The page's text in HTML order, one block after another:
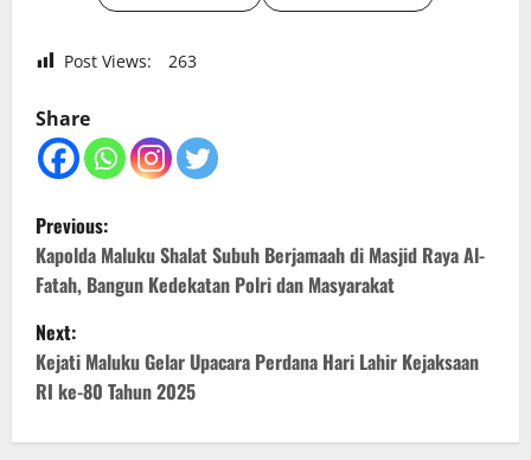
Post Views: 263
Share
P
o
s
t
n
Previous:
Kapolda Maluku Shalat Subuh Berjamaah di Masjid Raya Al-
Fatah, Bangun Kedekatan Polri dan Masyarakat
Next:
Kejati Maluku Gelar Upacara Perdana Hari Lahir Kejaksaan
RI ke-80 Tahun 2025